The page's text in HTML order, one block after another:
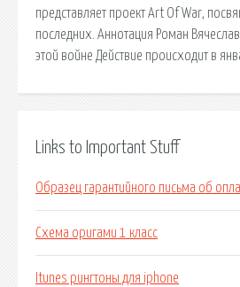
представляет проект Art Of War,
последних. Аннотация Роман
этой войне Действие происходит в
Links to Important Stuff
Образец гарантийного письма об
Схема оригами 1 класс
Itunes рингтоны для iphone